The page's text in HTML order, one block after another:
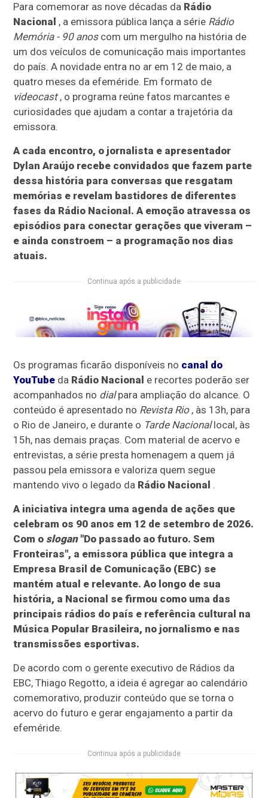
Para comemorar as nove décadas da Rádio
Nacional , a emissora pública lança a série Rádio
Memória - 90 anoscom um mergulho na história de
um dos veículos de comunicação mais importantes
do país. A novidade entra no ar em 12 de maio, a
quatro meses da efeméride. Em formato de
videocast, o programa reúne fatos marcantes e
curiosidades que ajudam a contar a trajetória da
emissora.
A cada encontro, o jornalista e apresentador
Dylan Araújo recebe convidados que fazem parte
dessa história para conversas que resgatam
memórias e revelam bastidores de diferentes
fases da Rádio Nacional. A emoção atravessa os
episódios para conectar gerações que viveram –
e ainda constroem – a programação nos dias
atuais.
Continua após a publicidade
Os programas ficarão disponíveis no canal do
YouTube da Rádio Nacional e recortes poderão ser
acompanhados no dialpara ampliação do alcance. O
conteúdo é apresentado no Revista Rio, às 13h, para
o Rio de Janeiro, e durante o Tarde Nacionallocal, às
15h, nas demais praças. Com material de acervo e
entrevistas, a série presta homenagem a quem já
passou pela emissora e valoriza quem segue
mantendo vivo o legado da Rádio Nacional .
A iniciativa integra uma agenda de ações que
celebram os 90 anos em 12 de setembro de 2026.
Com o slogan"Do passado ao futuro. Sem
Fronteiras", a emissora pública que integra a
Empresa Brasil de Comunicação (EBC) se
mantém atual e relevante. Ao longo de sua
história, a Nacional se firmou como uma das
principais rádios do país e referência cultural na
Música Popular Brasileira, no jornalismo e nas
transmissões esportivas.
De acordo com o gerente executivo de Rádios da
EBC, Thiago Regotto, a ideia é agregar ao calendário
comemorativo, produzir conteúdo que se torna o
acervo do futuro e gerar engajamento a partir da
efeméride.
Continua após a publicidade